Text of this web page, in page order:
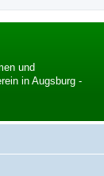
und
in Augsburg -